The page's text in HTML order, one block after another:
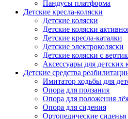
Пандусы платформа
Детские кресла-коляски
Детские коляски
Детские коляски
Детские кресла-каталки
Детские электроколяски
Детские коляски с
Аксессуары для детских
Детские средства
Имитатор ходьбы для
Опора для ползания
Опора для положения
Опора для сидения
Ортопедические сиденья